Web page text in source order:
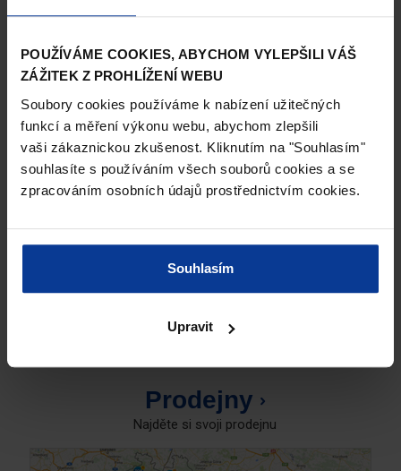
POUŽÍVÁME COOKIES, ABYCHOM VYLEPŠILI VÁŠ
ZÁŽITEK Z PROHLÍŽENÍ WEBU
Soubory cookies používáme k nabízení užitečných
funkcí a měření výkonu webu, abychom zlepšili
vaši zákaznickou zkušenost. Kliknutím na "Souhlasím"
souhlasíte s používáním všech souborů cookies a se
zpracováním osobních údajů prostřednictvím cookies.
Souhlasím
Upravit
Akce
Aktuální akční leták
Prodejny
Najděte si svoji prodejnu